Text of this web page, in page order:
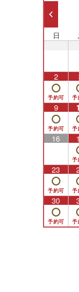
日
2
9
16
23
30